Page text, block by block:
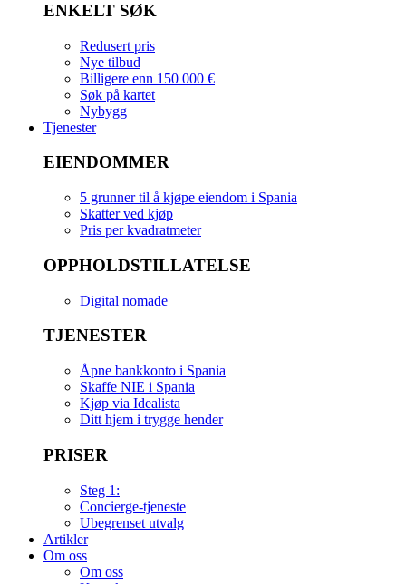
ENKELT SØK
Redusert pris
Nye tilbud
Billigere enn 150 000 €
Søk på kartet
Nybygg
Tjenester
EIENDOMMER
5 grunner til å kjøpe eiendom i Spania
Skatter ved kjøp
Pris per kvadratmeter
OPPHOLDSTILLATELSE
Digital nomade
TJENESTER
Åpne bankkonto i Spania
Skaffe NIE i Spania
Kjøp via Idealista
Ditt hjem i trygge hender
PRISER
Steg 1:
Concierge-tjeneste
Ubegrenset utvalg
Artikler
Om oss
Om oss